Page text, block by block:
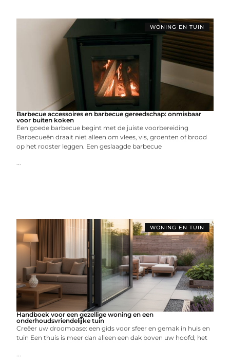
WONING EN TUIN
Barbecue accessoires en barbecue gereedschap: onmisbaar
voor buiten koken
Een goede barbecue begint met de juiste voorbereiding
Barbecueën draait niet alleen om vlees, vis, groenten of brood
op het rooster leggen. Een geslaagde barbecue
...
WONING EN TUIN
Handboek voor een gezellige woning en een
onderhoudsvriendelijke tuin
Creëer uw droomoase: een gids voor sfeer en gemak in huis en
tuin Een thuis is meer dan alleen een dak boven uw hoofd; het
...